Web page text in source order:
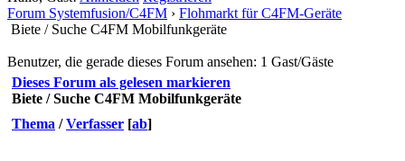
Forum Systemfusion/C4FM › Flohmarkt für C4FM-Geräte
Biete / Suche C4FM Mobilfunkgeräte
Benutzer, die gerade dieses Forum ansehen: 1 Gast/Gäste
Dieses Forum als gelesen markieren
Biete / Suche C4FM Mobilfunkgeräte
Thema /Verfasser [ab]